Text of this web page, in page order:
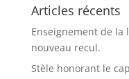
Articles récents
Enseignement de la
nouveau recul.
Stèle honorant le